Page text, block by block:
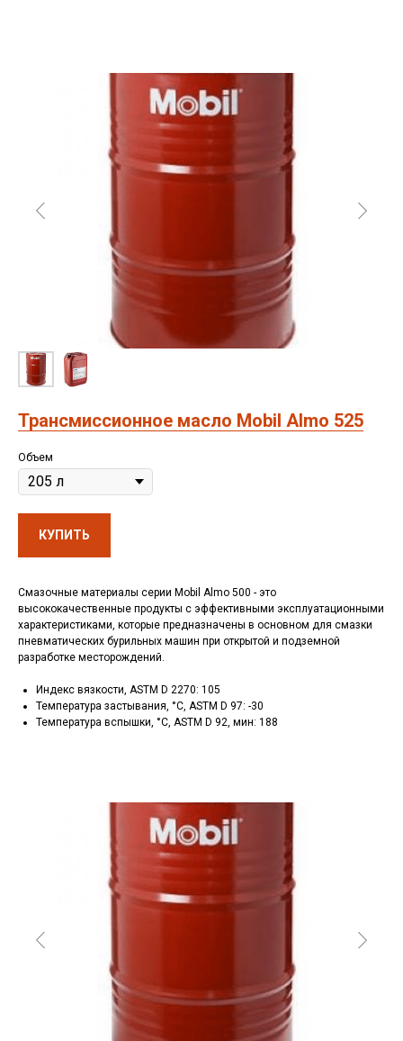
Трансмиссионное масло Mobil Almo 525
Объем
КУПИТЬ
Смазочные материалы серии Mobil Almo 500 - это
высококачественные продукты с эффективными эксплуатационными
характеристиками, которые предназначены в основном для смазки
пневматических бурильных машин при открытой и подземной
разработке месторождений.
Индекс вязкости, ASTM D 2270: 105
Температура застывания, °C, ASTM D 97: -30
Температура вспышки, °C, ASTM D 92, мин: 188